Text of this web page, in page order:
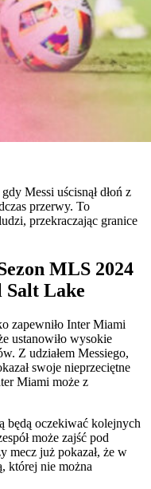
Messi uścisnął dłoń z
przerwy. To
przekraczając granice
MLS 2024
Salt Lake
zapewniło Inter Miami
ustanowiło wysokie
Z udziałem Messiego,
swoje nieprzeciętne
Miami może z
będą oczekiwać kolejnych
może zajść pod
mecz już pokazał, że w
której nie można